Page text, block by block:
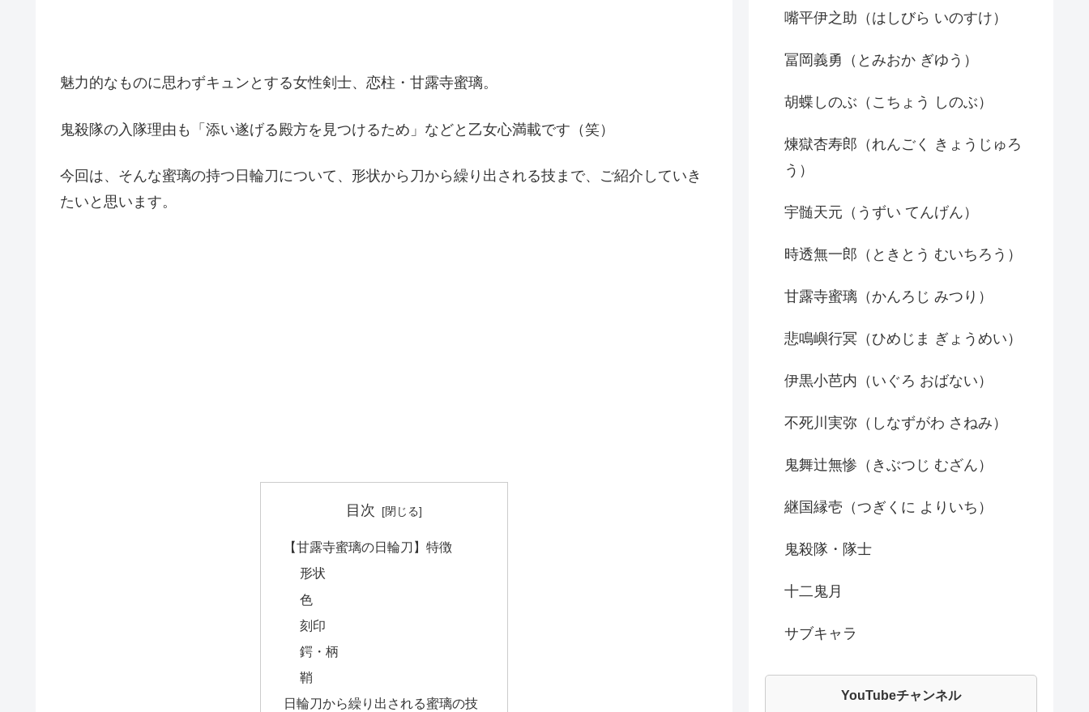
魅力的なものに思わずキュンとする女性剣士、恋柱・甘露寺蜜璃。
鬼殺隊の入隊理由も「添い遂げる殿方を見つけるため」などと乙女心満載です（笑）
今回は、そんな蜜璃の持つ日輪刀について、形状から刀から繰り出される技まで、ご紹介していき
たいと思います。
目次
【甘露寺蜜璃の日輪刀】特徴
形状
色
刻印
鍔・柄
鞘
日輪刀から繰り出される蜜璃の技
嘴平伊之助（はしびら いのすけ）
冨岡義勇（とみおか ぎゆう）
胡蝶しのぶ（こちょう しのぶ）
煉獄杏寿郎（れんごく きょうじゅろ
う）
宇髄天元（うずい てんげん）
時透無一郎（ときとう むいちろう）
甘露寺蜜璃（かんろじ みつり）
悲鳴嶼行冥（ひめじま ぎょうめい）
伊黒小芭内（いぐろ おばない）
不死川実弥（しなずがわ さねみ）
鬼舞辻無惨（きぶつじ むざん）
継国縁壱（つぎくに よりいち）
鬼殺隊・隊士
十二鬼月
サブキャラ
YouTubeチャンネル